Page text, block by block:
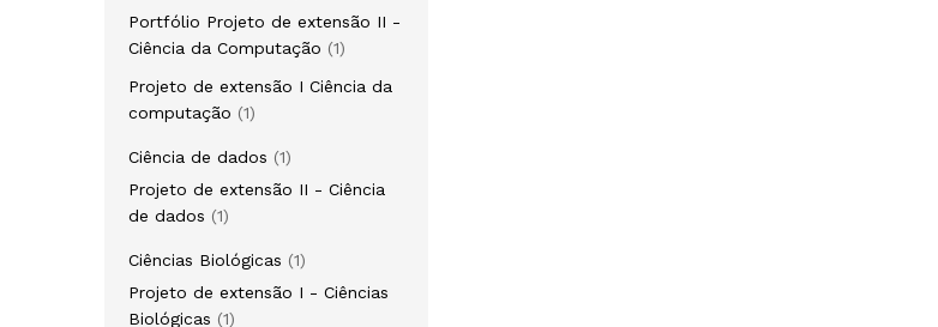
produtos
Portfólio Projeto de extensão II -
Ciência da Computação
11
Projeto de extensão I Ciência da
computação
11
Ciência de dados
11
produto
Projeto de extensão II - Ciência
de dados
11
Ciências Biológicas
11
produto
Projeto de extensão I - Ciências
Biológicas
11